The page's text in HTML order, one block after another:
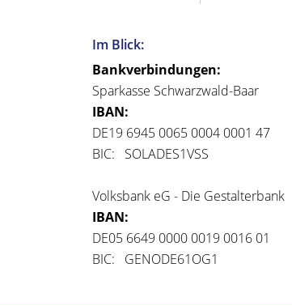
Im Blick:
Bankverbindungen:
Sparkasse Schwarzwald-Baar
IBAN:
DE19 6945 0065 0004 0001 47
BIC: SOLADES1VSS
Volksbank eG - Die Gestalterbank
IBAN:
DE05 6649 0000 0019 0016 01
BIC: GENODE61OG1